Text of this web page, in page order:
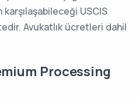
USCIS
Avukatlık ücretleri dahil
Processing